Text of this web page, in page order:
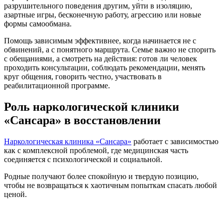
разрушительного поведения другим, уйти в изоляцию,
азартные игры, бесконечную работу, агрессию или новые
формы самообмана.
Помощь зависимым эффективнее, когда начинается не с
обвинений, а с понятного маршрута. Семье важно не спорить
с обещаниями, а смотреть на действия: готов ли человек
проходить консультации, соблюдать рекомендации, менять
круг общения, говорить честно, участвовать в
реабилитационной программе.
Роль наркологической клиники
«Сансара» в восстановлении
Наркологическая клиника «Сансара» работает с зависимостью
как с комплексной проблемой, где медицинская часть
соединяется с психологической и социальной.
Родные получают более спокойную и твердую позицию,
чтобы не возвращаться к хаотичным попыткам спасать любой
ценой.